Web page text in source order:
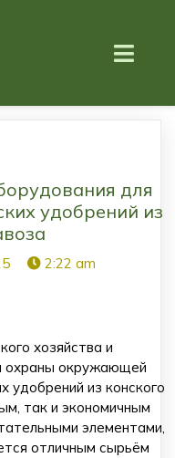
для
удобрений из
2:22 am
хозяйства и
охраны окружающей
удобрений из конского
так и экономичным
элементами,
отличным сырьём